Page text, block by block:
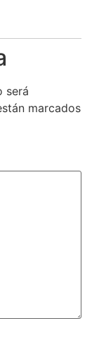
será
marcados